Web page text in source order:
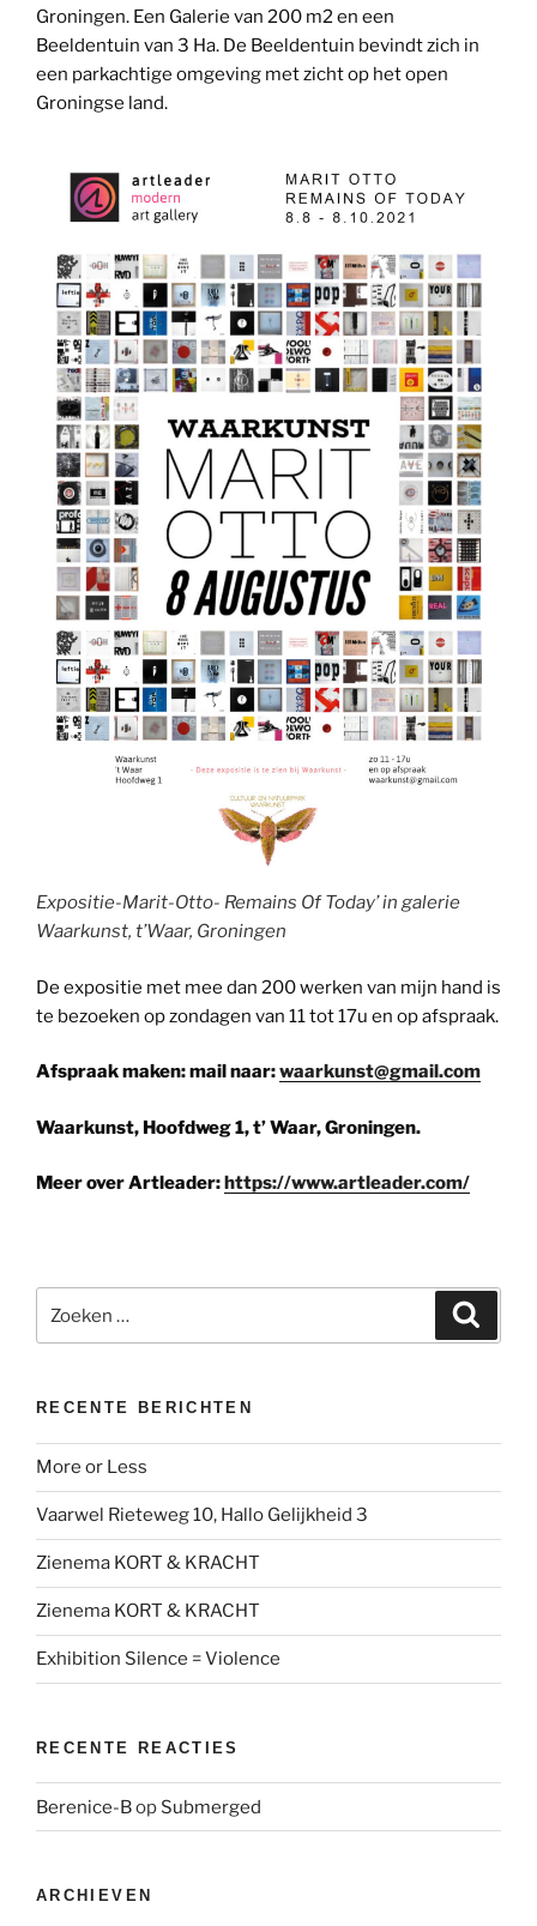
Groningen. Een Galerie van 200 m2 en een
Beeldentuin van 3 Ha. De Beeldentuin bevindt zich in
een parkachtige omgeving met zicht op het open
Groningse land.
Expositie-Marit-Otto- Remains Of Today’ in galerie
Waarkunst, t’Waar, Groningen
De expositie met mee dan 200 werken van mijn hand is
te bezoeken op zondagen van 11 tot 17u en op afspraak.
Afspraak maken: mail naar:waarkunst@gmail.com
Waarkunst, Hoofdweg 1, t’ Waar, Groningen.
Meer over Artleader:https://www.artleader.com/
naar:
RECENTE BERICHTEN
More or Less
Vaarwel Rieteweg 10, Hallo Gelijkheid 3
Zienema KORT & KRACHT
Zienema KORT & KRACHT
Exhibition Silence = Violence
RECENTE REACTIES
Berenice-Bop Submerged
ARCHIEVEN